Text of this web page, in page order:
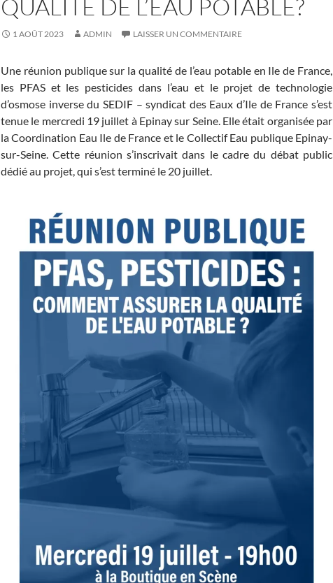
QUALITÉ DE L’EAU POTABLE?
1 AOÛT 2023 ADMIN LAISSER UN COMMENTAIRE
Une réunion publique sur la qualité de l’eau potable en Ile de France,
les PFAS et les pesticides dans l’eau et le projet de technologie
d’osmose inverse du SEDIF – syndicat des Eaux d’Ile de France s’est
tenue le mercredi 19 juillet à Epinay sur Seine. Elle était organisée par
la Coordination Eau Ile de France et le Collectif Eau publique Epinay-
sur-Seine. Cette réunion s’inscrivait dans le cadre du débat public
dédié au projet, qui s’est terminé le 20 juillet.